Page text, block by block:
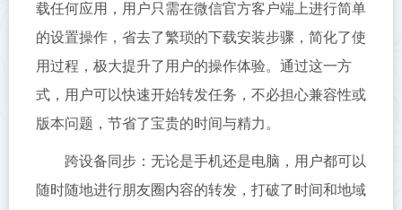
载任何应用，用户只需在微信官方客户端上进行简单
的设置操作，省去了繁琐的下载安装步骤，简化了使
用过程，极大提升了用户的操作体验。通过这一方
式，用户可以快速开始转发任务，不必担心兼容性或
版本问题，节省了宝贵的时间与精力。
跨设备同步：无论是手机还是电脑，用户都可以
随时随地进行朋友圈内容的转发，打破了时间和地域